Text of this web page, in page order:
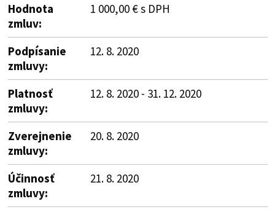
Hodnota
zmluv:
1 000,00 € s DPH
Podpísanie
zmluvy:
12. 8. 2020
Platnosť
zmluvy:
12. 8. 2020 - 31. 12. 2020
Zverejnenie
zmluvy:
20. 8. 2020
Účinnosť
zmluvy:
21. 8. 2020